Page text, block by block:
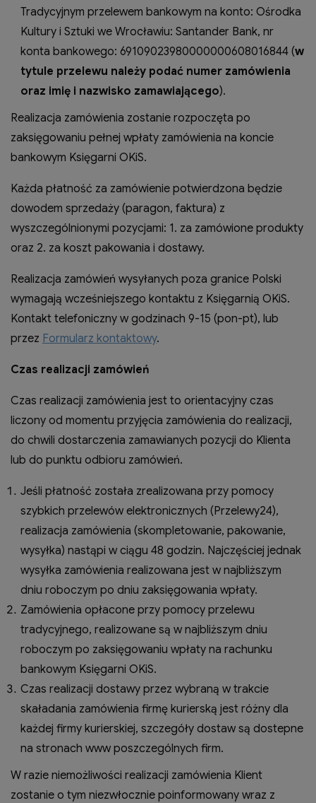
Tradycyjnym przelewem bankowym na konto: Ośrodka
Kultury i Sztuki we Wrocławiu: Santander Bank, nr
konta bankowego: 69109023980000000608016844 (w
tytule przelewu należy podać numer zamówienia
oraz imię i nazwisko zamawiającego).
Realizacja zamówienia zostanie rozpoczęta po
zaksięgowaniu pełnej wpłaty zamówienia na koncie
bankowym Księgarni OKiS.
Każda płatność za zamówienie potwierdzona będzie
dowodem sprzedaży (paragon, faktura) z
wyszczególnionymi pozycjami: 1. za zamówione produkty
oraz 2. za koszt pakowania i dostawy.
Realizacja zamówień wysyłanych poza granice Polski
wymagają wcześniejszego kontaktu z Księgarnią OKiS.
Kontakt telefoniczny w godzinach 9-15 (pon-pt), lub
przez Formularz kontaktowy.
Czas realizacji zamówień
Czas realizacji zamówienia jest to orientacyjny czas
liczony od momentu przyjęcia zamówienia do realizacji,
do chwili dostarczenia zamawianych pozycji do Klienta
lub do punktu odbioru zamówień.
Jeśli płatność została zrealizowana przy pomocy
szybkich przelewów elektronicznych (Przelewy24),
realizacja zamówienia (skompletowanie, pakowanie,
wysyłka) nastąpi w ciągu 48 godzin. Najczęściej jednak
wysyłka zamówienia realizowana jest w najbliższym
dniu roboczym po dniu zaksięgowania wpłaty.
Zamówienia opłacone przy pomocy przelewu
tradycyjnego, realizowane są w najbliższym dniu
roboczym po zaksięgowaniu wpłaty na rachunku
bankowym Księgarni OKiS.
Czas realizacji dostawy przez wybraną w trakcie
skaładania zamówienia firmę kurierską jest różny dla
każdej firmy kurierskiej, szczegóły dostaw są dostepne
na stronach www poszczególnych firm.
W razie niemożliwości realizacji zamówienia Klient
zostanie o tym niezwłocznie poinformowany wraz z